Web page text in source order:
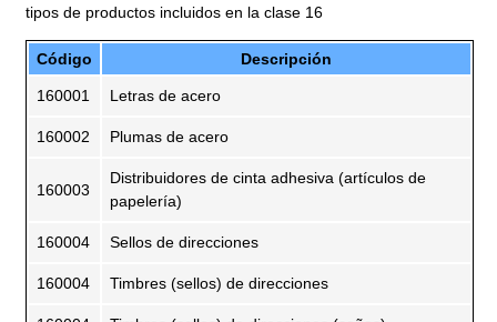
tipos de productos incluidos en la clase 16
Código Descripción
160001 Letras de acero
160002 Plumas de acero
160003
Distribuidores de cinta adhesiva (artículos de
papelería)
160004 Sellos de direcciones
160004 Timbres (sellos) de direcciones